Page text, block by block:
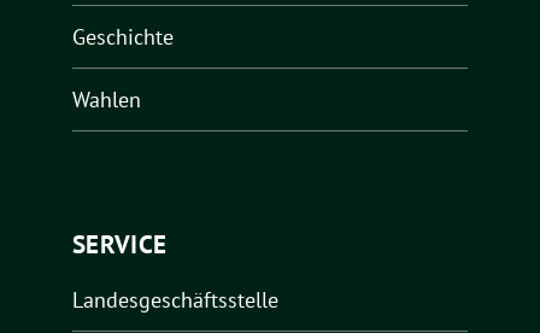
Geschichte
Wahlen
SERVICE
Landesgeschäftsstelle